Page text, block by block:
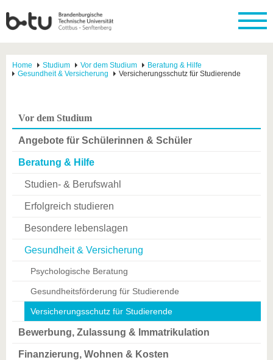
Home Studium Vor dem Studium
Beratung & Hilfe
Gesundheit & Versicherung
Versicherungsschutz für Studierende
Vor dem Studium
Angebote für Schülerinnen & Schüler
Beratung & Hilfe
Studien- & Berufswahl
Erfolgreich studieren
Besondere lebenslagen
Gesundheit & Versicherung
Psychologische Beratung
Gesundheitsförderung für Studierende
Versicherungsschutz für Studierende
Bewerbung, Zulassung & Immatrikulation
Finanzierung, Wohnen & Kosten